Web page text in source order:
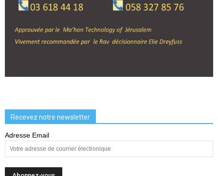
Recevez notre newsletter
Adresse Email